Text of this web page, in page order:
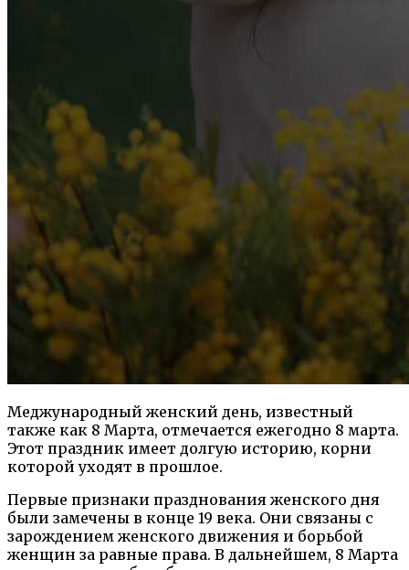
Меджународный женский день, известный
также как 8 Марта, отмечается ежегодно 8 марта.
Этот праздник имеет долгую историю, корни
которой уходят в прошлое.
Первые признаки празднования женского дня
были замечены в конце 19 века. Они связаны с
зарождением женского движения и борьбой
женщин за равные права. В дальнейшем, 8 Марта